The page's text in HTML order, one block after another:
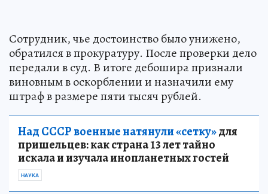
Сотрудник, чье достоинство было унижено,
обратился в прокуратуру. После проверки дело
передали в суд. В итоге дебошира признали
виновным в оскорблении и назначили ему
штраф в размере пяти тысяч рублей.
Над СССР военные натянули «сетку»для
пришельцев: как страна 13 лет тайно
искала и изучала инопланетных гостей
НАУКА